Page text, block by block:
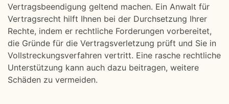
Vertragsbeendigung geltend machen. Ein Anwalt für
Vertragsrecht hilft Ihnen bei der Durchsetzung Ihrer
Rechte, indem er rechtliche Forderungen vorbereitet,
die Gründe für die Vertragsverletzung prüft und Sie in
Vollstreckungsverfahren vertritt. Eine rasche rechtliche
Unterstützung kann auch dazu beitragen, weitere
Schäden zu vermeiden.